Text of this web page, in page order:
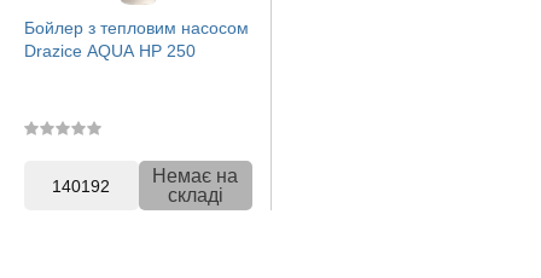
Бойлер з тепловим насосом
Drazice AQUA HP 250
140192
Немає на
складі